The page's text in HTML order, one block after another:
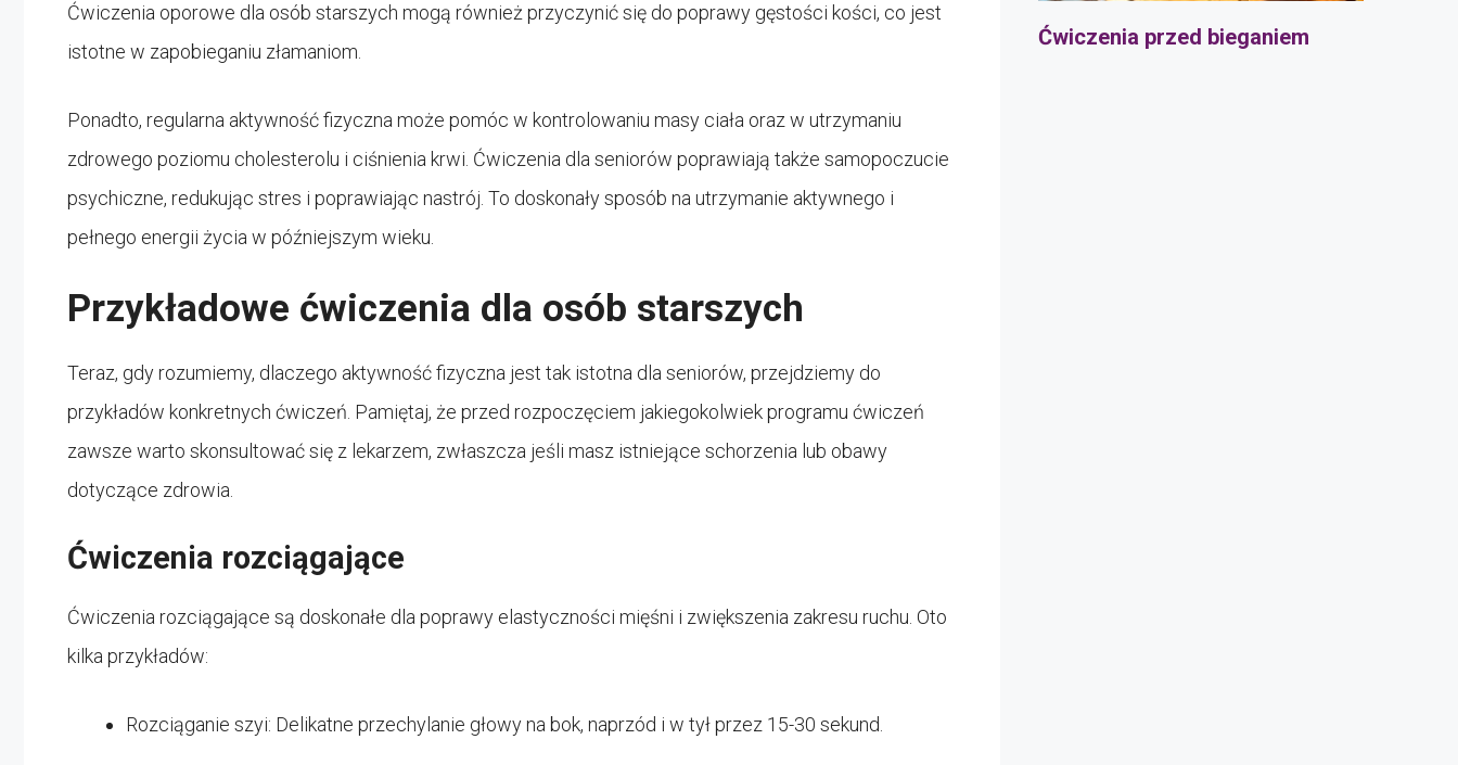
Ćwiczenia oporowe dla osób starszych mogą również przyczynić się do poprawy gęstości kości, co jest
istotne w zapobieganiu złamaniom.
Ponadto, regularna aktywność fizyczna może pomóc w kontrolowaniu masy ciała oraz w utrzymaniu
zdrowego poziomu cholesterolu i ciśnienia krwi. Ćwiczenia dla seniorów poprawiają także samopoczucie
psychiczne, redukując stres i poprawiając nastrój. To doskonały sposób na utrzymanie aktywnego i
pełnego energii życia w późniejszym wieku.
Przykładowe ćwiczenia dla osób starszych
Teraz, gdy rozumiemy, dlaczego aktywność fizyczna jest tak istotna dla seniorów, przejdziemy do
przykładów konkretnych ćwiczeń. Pamiętaj, że przed rozpoczęciem jakiegokolwiek programu ćwiczeń
zawsze warto skonsultować się z lekarzem, zwłaszcza jeśli masz istniejące schorzenia lub obawy
dotyczące zdrowia.
Ćwiczenia rozciągające
Ćwiczenia rozciągające są doskonałe dla poprawy elastyczności mięśni i zwiększenia zakresu ruchu. Oto
kilka przykładów:
Rozciąganie szyi: Delikatne przechylanie głowy na bok, naprzód i w tył przez 15-30 sekund.
Ćwiczenia przed bieganiem